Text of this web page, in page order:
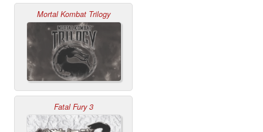
Mortal Kombat Trilogy
Fatal Fury 3